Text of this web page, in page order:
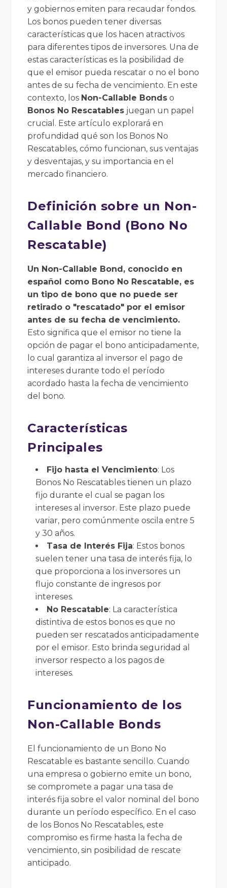
y gobiernos emiten para recaudar fondos.
Los bonos pueden tener diversas
características que los hacen atractivos
para diferentes tipos de inversores. Una de
estas características es la posibilidad de
que el emisor pueda rescatar o no el bono
antes de su fecha de vencimiento. En este
contexto, los Non-Callable Bonds o
Bonos No Rescatables juegan un papel
crucial. Este artículo explorará en
profundidad qué son los Bonos No
Rescatables, cómo funcionan, sus ventajas
y desventajas, y su importancia en el
mercado financiero.
Definición sobre un Non-
Callable Bond (Bono No
Rescatable)
Un Non-Callable Bond, conocido en
español como Bono No Rescatable, es
un tipo de bono que no puede ser
retirado o "rescatado" por el emisor
antes de su fecha de vencimiento.
Esto significa que el emisor no tiene la
opción de pagar el bono anticipadamente,
lo cual garantiza al inversor el pago de
intereses durante todo el período
acordado hasta la fecha de vencimiento
del bono.
Características
Principales
Fijo hasta el Vencimiento: Los
Bonos No Rescatables tienen un plazo
fijo durante el cual se pagan los
intereses al inversor. Este plazo puede
variar, pero comúnmente oscila entre 5
y 30 años.
Tasa de Interés Fija: Estos bonos
suelen tener una tasa de interés fija, lo
que proporciona a los inversores un
flujo constante de ingresos por
intereses.
No Rescatable: La característica
distintiva de estos bonos es que no
pueden ser rescatados anticipadamente
por el emisor. Esto brinda seguridad al
inversor respecto a los pagos de
intereses.
Funcionamiento de los
Non-Callable Bonds
El funcionamiento de un Bono No
Rescatable es bastante sencillo. Cuando
una empresa o gobierno emite un bono,
se compromete a pagar una tasa de
interés fija sobre el valor nominal del bono
durante un período específico. En el caso
de los Bonos No Rescatables, este
compromiso es firme hasta la fecha de
vencimiento, sin posibilidad de rescate
anticipado.